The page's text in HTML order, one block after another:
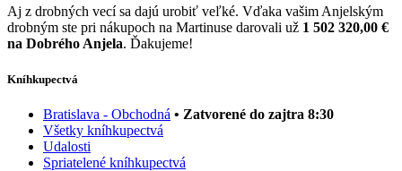
Aj z drobných vecí sa dajú urobiť veľké. Vďaka vašim Anjelským
drobným ste pri nákupoch na Martinuse darovali už 1 502 320,00 €
na Dobrého Anjela. Ďakujeme!
Kníhkupectvá
Bratislava - Obchodná • Zatvorené do zajtra 8:30
Všetky kníhkupectvá
Udalosti
Spriatelené kníhkupectvá